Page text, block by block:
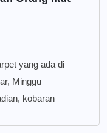
yang ada di
Minggu
kobaran